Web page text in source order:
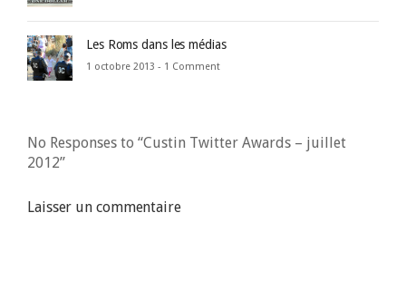
Les Roms dans les médias
1 octobre 2013 - 1 Comment
No Responses to “Custin Twitter Awards – juillet
2012”
Laisser un commentaire